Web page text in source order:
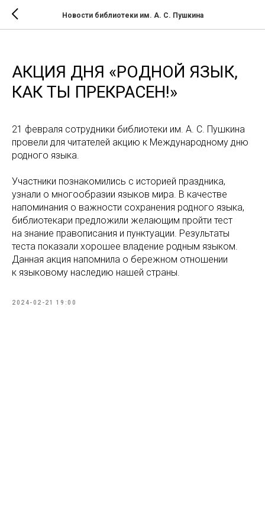
Новости библиотеки им. А. С. Пушкина
АКЦИЯ ДНЯ «РОДНОЙ ЯЗЫК,
КАК ТЫ ПРЕКРАСЕН!»
21 февраля сотрудники библиотеки им. А. С. Пушкина
провели для читателей акцию к Международному дню
родного языка.
Участники познакомились с историей праздника,
узнали о многообразии языков мира. В качестве
напоминания о важности сохранения родного языка,
библиотекари предложили желающим пройти тест
на знание правописания и пунктуации. Результаты
теста показали хорошее владение родным языком.
Данная акция напомнила о бережном отношении
к языковому наследию нашей страны.
2024-02-21 19:00